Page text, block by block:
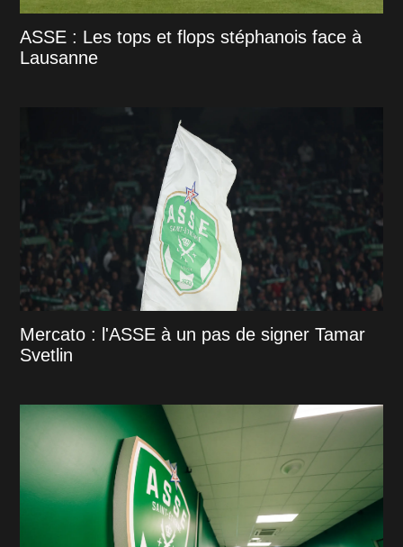
ASSE : Les tops et flops stéphanois face à
Lausanne
Mercato : l'ASSE à un pas de signer Tamar
Svetlin